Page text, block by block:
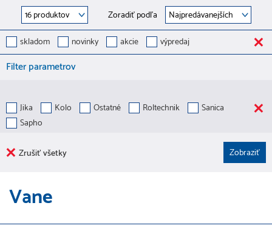
Zoradiť podľa
skladom
novinky akcie výpredaj
Filter parametrov
Jika Kolo Ostatné Roltechnik
Sanica
Sapho
Zrušiť všetky
Vane